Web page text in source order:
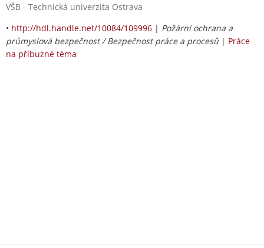
VŠB - Technická univerzita Ostrava
• http://hdl.handle.net/10084/109996 | Požární ochrana a
průmyslová bezpečnost / Bezpečnost práce a procesů | Práce
na příbuzné téma